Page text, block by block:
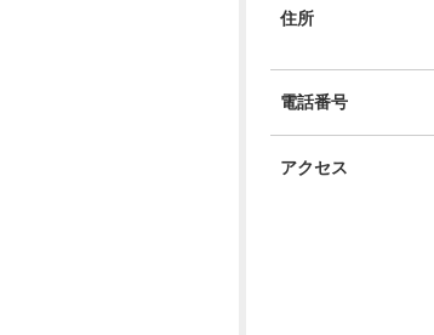
住所
電話番号
アクセス